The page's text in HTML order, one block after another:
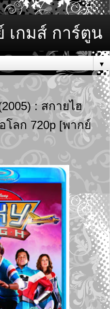
เกมส์ การ์ตูน
▼
: สกายไฮ
โลก 720p [พากย์